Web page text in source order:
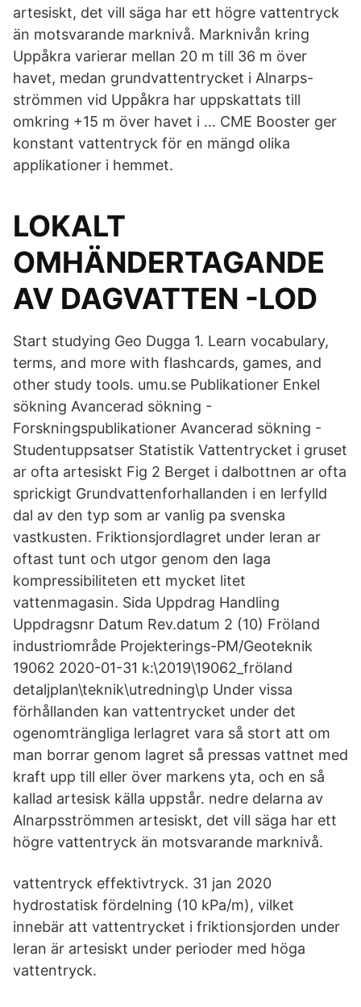
artesiskt, det vill säga har ett högre vattentryck
än motsvarande marknivå. Marknivån kring
Uppåkra varierar mellan 20 m till 36 m över
havet, medan grundvattentrycket i Alnarps-
strömmen vid Uppåkra har uppskattats till
omkring +15 m över havet i … CME Booster ger
konstant vattentryck för en mängd olika
applikationer i hemmet.
LOKALT
OMHÄNDERTAGANDE
AV DAGVATTEN -LOD
Start studying Geo Dugga 1. Learn vocabulary,
terms, and more with flashcards, games, and
other study tools. umu.se Publikationer Enkel
sökning Avancerad sökning -
Forskningspublikationer Avancerad sökning -
Studentuppsatser Statistik Vattentrycket i gruset
ar ofta artesiskt Fig 2 Berget i dalbottnen ar ofta
sprickigt Grundvattenforhallanden i en lerfylld
dal av den typ som ar vanlig pa svenska
vastkusten. Friktionsjordlagret under leran ar
oftast tunt och utgor genom den laga
kompressibiliteten ett mycket litet
vattenmagasin. Sida Uppdrag Handling
Uppdragsnr Datum Rev.datum 2 (10) Fröland
industriområde Projekterings-PM/Geoteknik
19062 2020-01-31 k:\2019\19062_fröland
detaljplan\teknik\utredning\p Under vissa
förhållanden kan vattentrycket under det
ogenomträngliga lerlagret vara så stort att om
man borrar genom lagret så pressas vattnet med
kraft upp till eller över markens yta, och en så
kallad artesisk källa uppstår. nedre delarna av
Alnarpsströmmen artesiskt, det vill säga har ett
högre vattentryck än motsvarande marknivå.
vattentryck effektivtryck. 31 jan 2020
hydrostatisk fördelning (10 kPa/m), vilket
innebär att vattentrycket i friktionsjorden under
leran är artesiskt under perioder med höga
vattentryck.